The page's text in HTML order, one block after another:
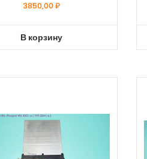
3850,00₽
В корзину